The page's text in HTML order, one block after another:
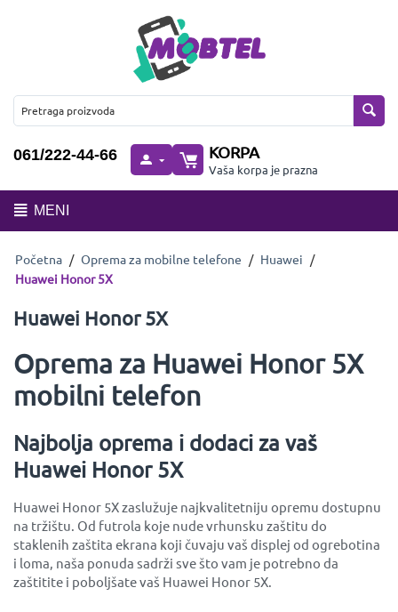
061/222-44-66 KORPA
Vaša korpa je prazna
MENI
Početna / Oprema za mobilne telefone / Huawei /
Huawei Honor 5X
Huawei Honor 5X
Oprema za Huawei Honor 5X
mobilni telefon
Najbolja oprema i dodaci za vaš
Huawei Honor 5X
Huawei Honor 5X zaslužuje najkvalitetniju opremu dostupnu
na tržištu. Od futrola koje nude vrhunsku zaštitu do
staklenih zaštita ekrana koji čuvaju vaš displej od ogrebotina
i loma, naša ponuda sadrži sve što vam je potrebno da
zaštitite i poboljšate vaš Huawei Honor 5X.